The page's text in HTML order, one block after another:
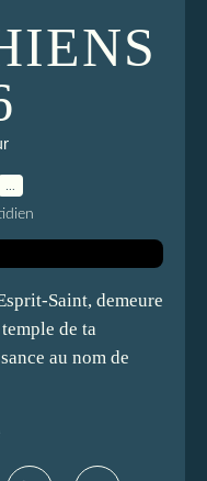
Saint, demeure
de ta
au nom de